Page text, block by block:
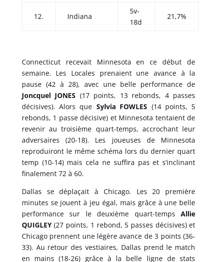
12. Indiana
5v-
18d
21,7%
Connecticut recevait Minnesota en ce début de
semaine. Les Locales prenaient une avance à la
pause (42 à 28), avec une belle performance de
Joncquel JONES (17 points, 13 rebonds, 4 passes
décisives). Alors que Sylvia FOWLES (14 points, 5
rebonds, 1 passe décisive) et Minnesota tentaient de
revenir au troisième quart-temps, accrochant leur
adversaires (20-18). Les joueuses de Minnesota
reproduiront le même schéma lors du dernier quart
temp (10-14) mais cela ne suffira pas et s’inclinant
finalement 72 à 60.
Dallas se déplaçait à Chicago. Les 20 première
minutes se jouent à jeu égal, mais grâce à une belle
performance sur le deuxième quart-tempsAllie
QUIGLEY(27 points, 1 rebond, 5 passes décisives) et
Chicago prennent une légère avance de 3 points (36-
33). Au retour des vestiaires, Dallas prend le match
en mains (18-26) grâce à la belle ligne de stats